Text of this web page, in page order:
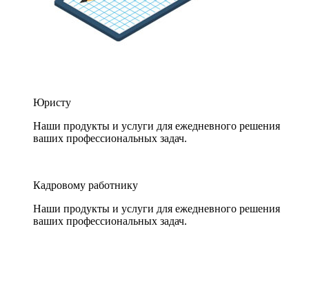
Юристу
Наши продукты и услуги для ежедневного решения
ваших профессиональных задач.
Кадровому работнику
Наши продукты и услуги для ежедневного решения
ваших профессиональных задач.